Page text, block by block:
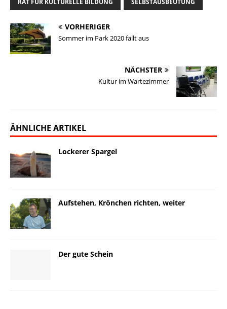
k
y
o
k
d
n
i
k
n
n
RAT FÜR KULTURELLE BILDUNG SELBSTAUSBEUTUNG
VORHERIGER
Sommer im Park 2020 fällt aus
NÄCHSTER
Kultur im Wartezimmer
ÄHNLICHE ARTIKEL
Lockerer Spargel
Aufstehen, Krönchen richten, weiter
Der gute Schein